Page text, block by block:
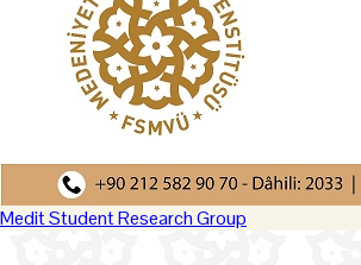
Medit Student Research Group